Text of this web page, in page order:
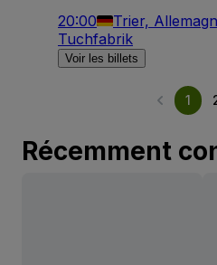
20:00 Trier,
Tuchfabrik
Voir les billets
1
Récemment